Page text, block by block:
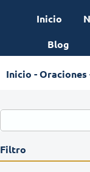
Inicio
Blog
Inicio -Oraciones
Filtro